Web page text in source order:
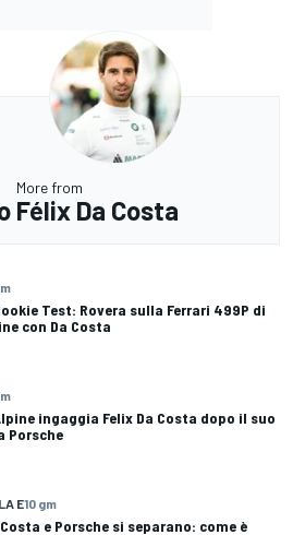
More from
Félix Da Costa
Test: Rovera sulla Ferrari 499P di
con Da Costa
ingaggia Felix Da Costa dopo il suo
Porsche
E10 gm
Costa e Porsche si separano: come è